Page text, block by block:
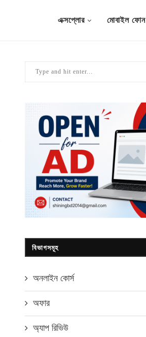
এক্সপ্লোর মোবাইল ফোন
বিভাগসমূহ
অনলাইন কোর্স
অফার
অ্যাপ রিভিউ